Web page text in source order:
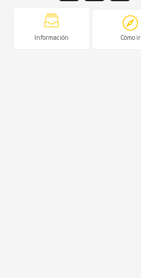
Información Cómo ir